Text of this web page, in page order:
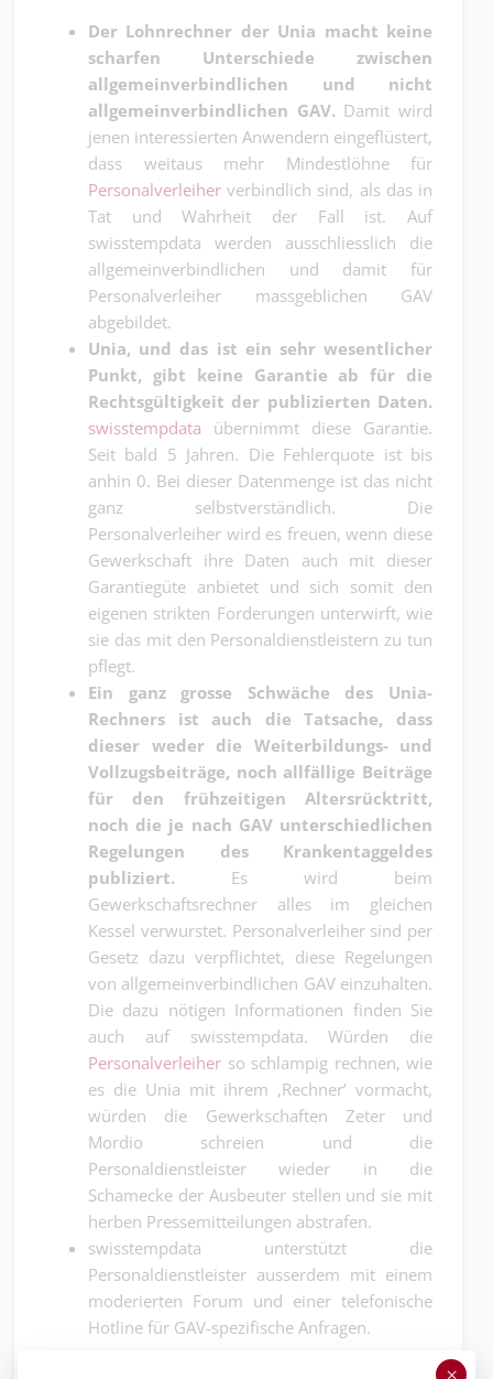
Der Lohnrechner der Unia macht keine
scharfen Unterschiede zwischen
allgemeinverbindlichen und nicht
allgemeinverbindlichen GAV. Damit wird
jenen interessierten Anwendern eingeflüstert,
dass weitaus mehr Mindestlöhne für
Personalverleiher verbindlich sind, als das in
Tat und Wahrheit der Fall ist. Auf
swisstempdata werden ausschliesslich die
allgemeinverbindlichen und damit für
Personalverleiher massgeblichen GAV
abgebildet.
Unia, und das ist ein sehr wesentlicher
Punkt, gibt keine Garantie ab für die
Rechtsgültigkeit der publizierten Daten.
swisstempdata übernimmt diese Garantie.
Seit bald 5 Jahren. Die Fehlerquote ist bis
anhin 0. Bei dieser Datenmenge ist das nicht
ganz selbstverständlich. Die
Personalverleiher wird es freuen, wenn diese
Gewerkschaft ihre Daten auch mit dieser
Garantiegüte anbietet und sich somit den
eigenen strikten Forderungen unterwirft, wie
sie das mit den Personaldienstleistern zu tun
pflegt.
Ein ganz grosse Schwäche des Unia-
Rechners ist auch die Tatsache, dass
dieser weder die Weiterbildungs- und
Vollzugsbeiträge, noch allfällige Beiträge
für den frühzeitigen Altersrücktritt,
noch die je nach GAV unterschiedlichen
Regelungen des Krankentaggeldes
publiziert. Es wird beim
Gewerkschaftsrechner alles im gleichen
Kessel verwurstet. Personalverleiher sind per
Gesetz dazu verpflichtet, diese Regelungen
von allgemeinverbindlichen GAV einzuhalten.
Die dazu nötigen Informationen finden Sie
auch auf swisstempdata. Würden die
Personalverleiher so schlampig rechnen, wie
es die Unia mit ihrem ‚Rechner’ vormacht,
würden die Gewerkschaften Zeter und
Mordio schreien und die
Personaldienstleister wieder in die
Schamecke der Ausbeuter stellen und sie mit
herben Pressemitteilungen abstrafen.
swisstempdata unterstützt die
Personaldienstleister ausserdem mit einem
moderierten Forum und einer telefonische
Hotline für GAV-spezifische Anfragen.